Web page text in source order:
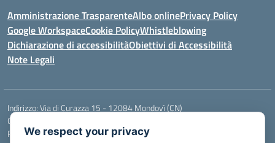
Amministrazione TrasparenteAlbo onlinePrivacy Policy
Google WorkspaceCookie PolicyWhistleblowing
Dichiarazione di accessibilitàObiettivi di Accessibilità
Note Legali
Indirizzo:Via di Curazza 15 - 12084 Mondovì (CN)
Centralino:
Posta elettronica certificata (PEC):cnis02900p@pec.istruzione.it
We respect your privacy